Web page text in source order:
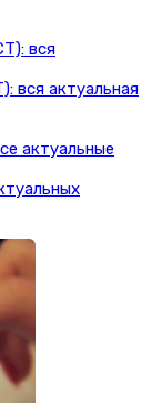
вся актуальная